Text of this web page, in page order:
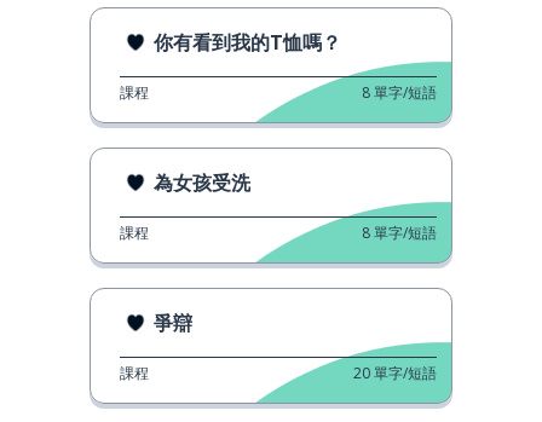
你有看到我的T恤嗎？
課程 8單字/短語
為女孩受洗
課程 8單字/短語
爭辯
課程 20單字/短語